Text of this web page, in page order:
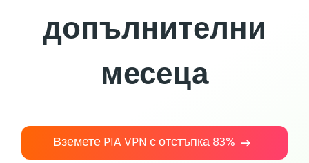
Вземи PIA VPN
допълнителни
месеца
Вземете PIA VPN с отстъпка83%